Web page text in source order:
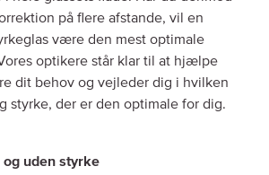
på flere afstande, vil en
være den mest optimale
optikere står klar til at hjælpe
dit behov og vejleder dig i hvilken
styrke, der er den optimale for dig.
og uden styrke